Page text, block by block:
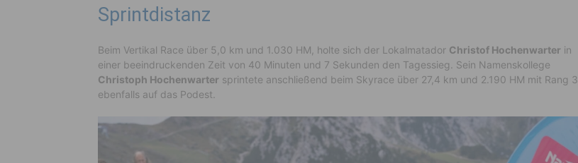
Sprintdistanz
Beim Vertikal Race über 5,0 km und 1.030 HM, holte sich der Lokalmatador Christof Hochenwarter in
einer beeindruckenden Zeit von 40 Minuten und 7 Sekunden den Tagessieg. Sein Namenskollege
Christoph Hochenwarter sprintete anschließend beim Skyrace über 27,4 km und 2.190 HM mit Rang 3
ebenfalls auf das Podest.